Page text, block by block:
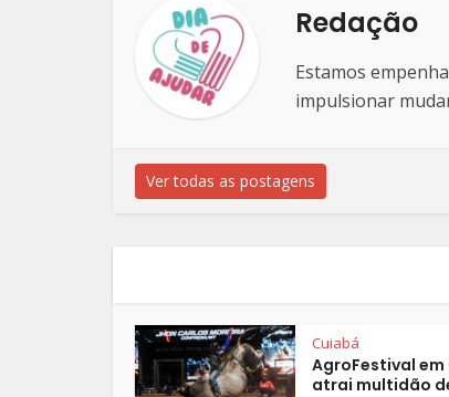
Redação
Estamos
impulsionar
Ver todas as postagens
Cuiabá
AgroFestival em
atrai multidão